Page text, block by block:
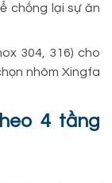
chống lại sự ăn
304, 316) cho
nhôm Xingfa
4 tầng